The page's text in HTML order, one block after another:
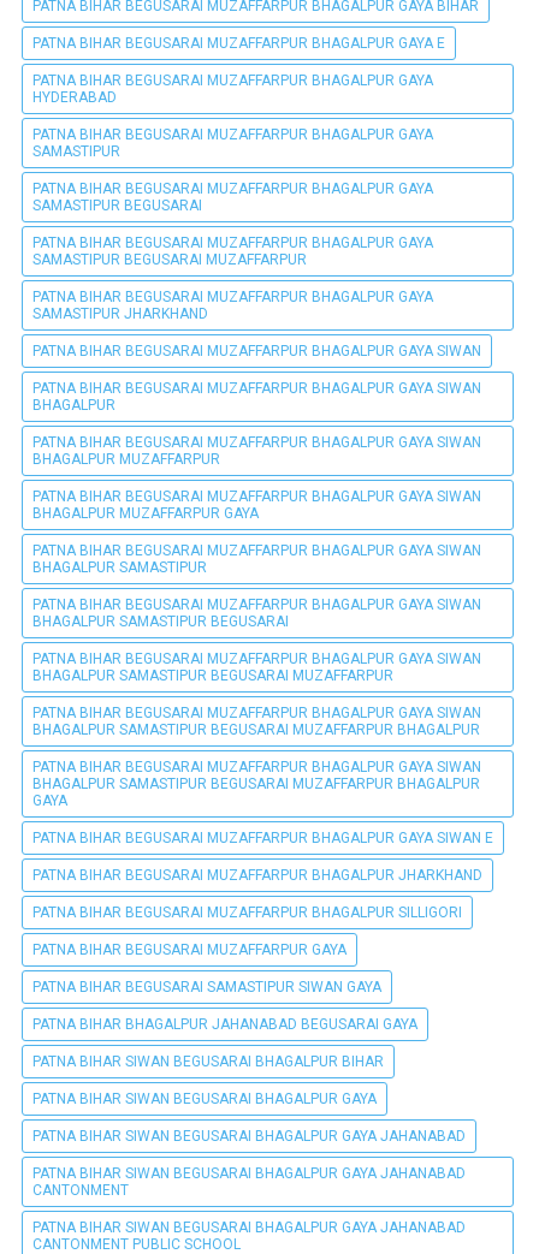
PATNA BIHAR BEGUSARAI MUZAFFARPUR BHAGALPUR GAYA BIHAR
PATNA BIHAR BEGUSARAI MUZAFFARPUR BHAGALPUR GAYA E
PATNA BIHAR BEGUSARAI MUZAFFARPUR BHAGALPUR GAYA
HYDERABAD
PATNA BIHAR BEGUSARAI MUZAFFARPUR BHAGALPUR GAYA
SAMASTIPUR
PATNA BIHAR BEGUSARAI MUZAFFARPUR BHAGALPUR GAYA
SAMASTIPUR BEGUSARAI
PATNA BIHAR BEGUSARAI MUZAFFARPUR BHAGALPUR GAYA
SAMASTIPUR BEGUSARAI MUZAFFARPUR
PATNA BIHAR BEGUSARAI MUZAFFARPUR BHAGALPUR GAYA
SAMASTIPUR JHARKHAND
PATNA BIHAR BEGUSARAI MUZAFFARPUR BHAGALPUR GAYA SIWAN
PATNA BIHAR BEGUSARAI MUZAFFARPUR BHAGALPUR GAYA SIWAN
BHAGALPUR
PATNA BIHAR BEGUSARAI MUZAFFARPUR BHAGALPUR GAYA SIWAN
BHAGALPUR MUZAFFARPUR
PATNA BIHAR BEGUSARAI MUZAFFARPUR BHAGALPUR GAYA SIWAN
BHAGALPUR MUZAFFARPUR GAYA
PATNA BIHAR BEGUSARAI MUZAFFARPUR BHAGALPUR GAYA SIWAN
BHAGALPUR SAMASTIPUR
PATNA BIHAR BEGUSARAI MUZAFFARPUR BHAGALPUR GAYA SIWAN
BHAGALPUR SAMASTIPUR BEGUSARAI
PATNA BIHAR BEGUSARAI MUZAFFARPUR BHAGALPUR GAYA SIWAN
BHAGALPUR SAMASTIPUR BEGUSARAI MUZAFFARPUR
PATNA BIHAR BEGUSARAI MUZAFFARPUR BHAGALPUR GAYA SIWAN
BHAGALPUR SAMASTIPUR BEGUSARAI MUZAFFARPUR BHAGALPUR
PATNA BIHAR BEGUSARAI MUZAFFARPUR BHAGALPUR GAYA SIWAN
BHAGALPUR SAMASTIPUR BEGUSARAI MUZAFFARPUR BHAGALPUR
GAYA
PATNA BIHAR BEGUSARAI MUZAFFARPUR BHAGALPUR GAYA SIWAN E
PATNA BIHAR BEGUSARAI MUZAFFARPUR BHAGALPUR JHARKHAND
PATNA BIHAR BEGUSARAI MUZAFFARPUR BHAGALPUR SILLIGORI
PATNA BIHAR BEGUSARAI MUZAFFARPUR GAYA
PATNA BIHAR BEGUSARAI SAMASTIPUR SIWAN GAYA
PATNA BIHAR BHAGALPUR JAHANABAD BEGUSARAI GAYA
PATNA BIHAR SIWAN BEGUSARAI BHAGALPUR BIHAR
PATNA BIHAR SIWAN BEGUSARAI BHAGALPUR GAYA
PATNA BIHAR SIWAN BEGUSARAI BHAGALPUR GAYA JAHANABAD
PATNA BIHAR SIWAN BEGUSARAI BHAGALPUR GAYA JAHANABAD
CANTONMENT
PATNA BIHAR SIWAN BEGUSARAI BHAGALPUR GAYA JAHANABAD
CANTONMENT PUBLIC SCHOOL